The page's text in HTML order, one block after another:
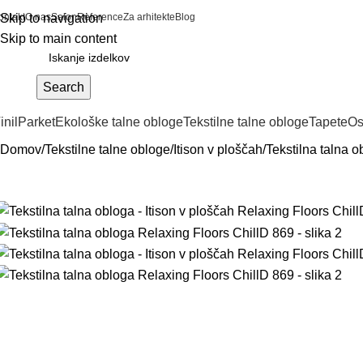
Skip to navigation
Skip to main content
O nasSalonReferenceZa arhitekte Blog
Search
ParketEkološke talne oblogeTekstilne talne oblogeTapete
Domov Tekstilne talne obloge Itison v ploščah Tekstilna talna